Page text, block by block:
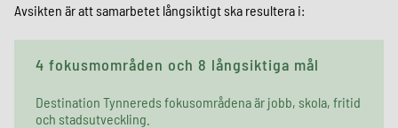
Avsikten är att samarbetet långsiktigt ska resultera i:
4 fokusmområden och 8 långsiktiga mål
Destination Tynnereds fokusområdena är jobb, skola, fritid
och stadsutveckling.